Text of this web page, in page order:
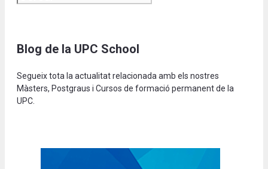
Blog de la UPC School
Segueix tota la actualitat relacionada amb els nostres
Màsters, Postgraus i Cursos de formació permanent de la
UPC.